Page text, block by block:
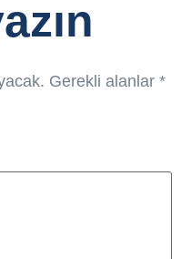
Gerekli alanlar *